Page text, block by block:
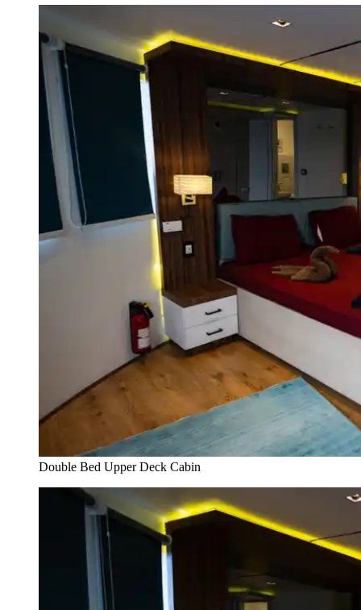
Double Bed Upper Deck Cabin